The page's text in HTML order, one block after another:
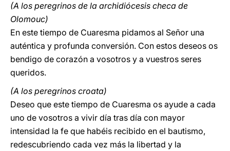
(A los peregrinos de la archidiócesis checa de
Olomouc)
En este tiempo de Cuaresma pidamos al Señor una
auténtica y profunda conversión. Con estos deseos os
bendigo de corazón a vosotros y a vuestros seres
queridos.
(A los peregrinos croata)
Deseo que este tiempo de Cuaresma os ayude a cada
uno de vosotros a vivir día tras día con mayor
intensidad la fe que habéis recibido en el bautismo,
redescubriendo cada vez más la libertad y la